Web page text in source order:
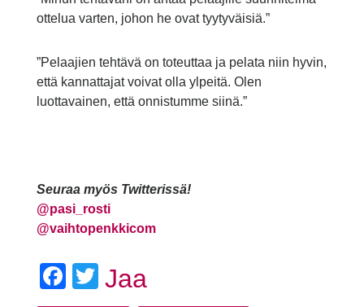
ottelua varten, johon he ovat tyytyväisiä.”
”Pelaajien tehtävä on toteuttaa ja pelata niin hyvin,
että kannattajat voivat olla ylpeitä. Olen
luottavainen, että onnistumme siinä.”
Seuraa myös Twitterissä!
@pasi_rosti
@vaihtopenkkicom
Facebook
Twitter
Jaa